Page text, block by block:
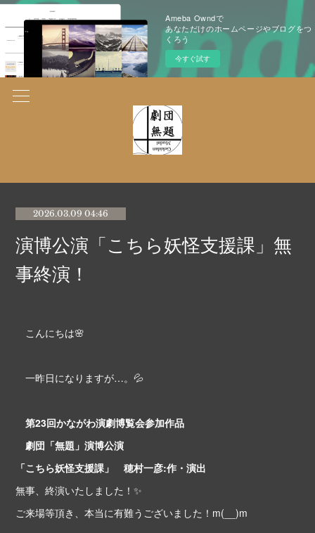
Ameba Owndで
あなただけのホームページやブログをつ
くろう
今すぐ試す
2026.03.09 04:46
演博公演「こちら妖怪支援課」無
事終演！
こんにちは🌸
一昨日になりますが…。💦
第23回かながわ演劇博覧会参加作品
劇団「無題」演博公演
「こちら妖怪支援課」 穂村一彦:作・演出
無事、終演いたしました！✨
ご来場等頂き、本当に有難うございました！m(__)m